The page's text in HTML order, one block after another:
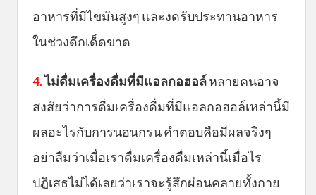
อาหารที่มีไขมันสูงๆ และงดรับประทานอาหาร
ในช่วงดึกเด็ดขาด
4.ไม่ดื่มเครื่องดื่มที่มีแอลกอฮอล์หลายคนอาจ
สงสัยว่าการดื่มเครื่องดื่มที่มีแอลกอฮอล์เหล่านี้มี
ผลอะไรกับการนอนกรน คำตอบคือมีผลจริงๆ
อย่าลืมว่าเมื่อเราดื่มเครื่องดื่มเหล่านี้เมื่อไร
ปฏิเสธไม่ได้เลยว่าเราจะรู้สึกผ่อนคลายทั้งกาย